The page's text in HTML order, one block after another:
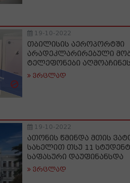
19-10-2022
თბილისის აეროპორტში
არადეკლარირებული
ტელეფონები
ვრცლად
19-10-2022
ათონის წმინდა მთის
სახელით თსუ 11
საფასური დაუფინანსდა
ვრცლად